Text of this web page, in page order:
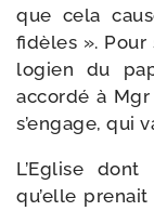
que cela
fidèles ».
lo­gien du
accor­dé à
s’en­gage, qui
L’Eglise
qu’elle